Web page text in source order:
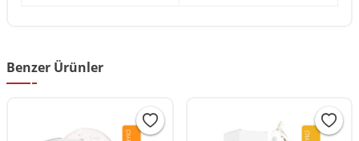
Benzer Ürünler